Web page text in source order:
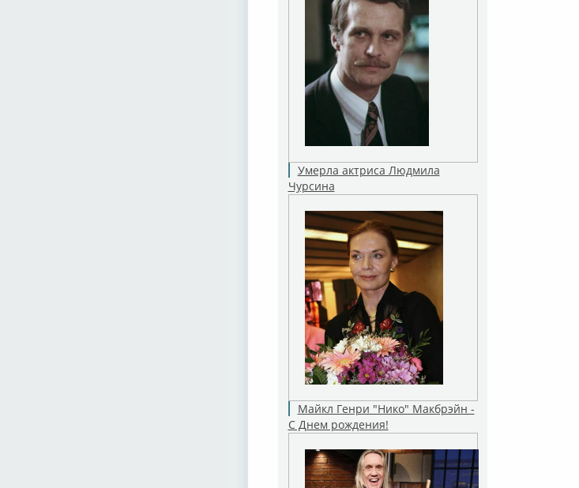
Умерла актриса Людмила
Чурсина
Майкл Генри "Нико" Макбрэйн -
С Днем рождения!